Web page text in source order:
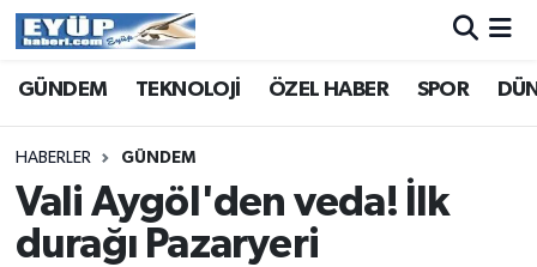
GÜNDEM TEKNOLOJİ ÖZEL HABER SPOR
HABERLER GÜNDEM
Vali Aygöl'den veda! İlk
durağı Pazaryeri